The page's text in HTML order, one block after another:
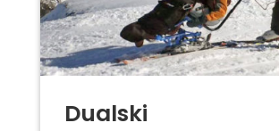
Dualski